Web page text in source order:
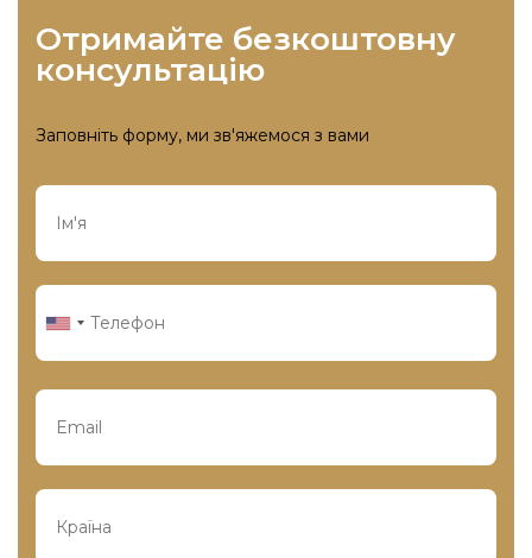
отримайте безкоштовну
консультацію
Заповніть форму, ми зв'яжемося з вами